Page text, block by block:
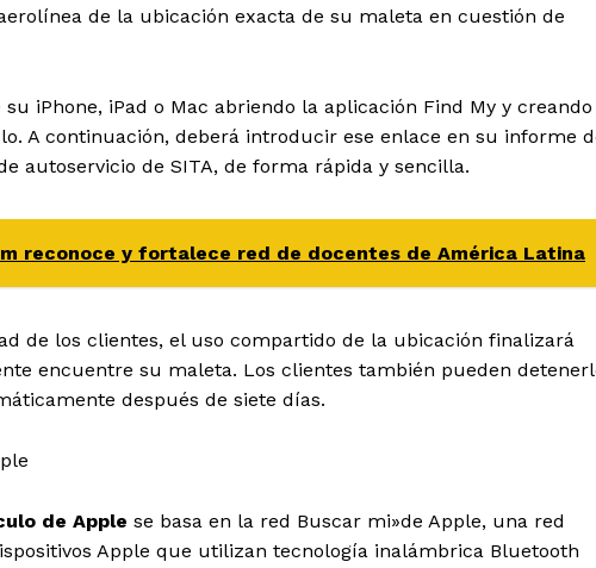
de la ubicación exacta de su maleta en cuestión de
iPhone, iPad o Mac abriendo la aplicación Find My y creando
A continuación, deberá introducir ese enlace en su informe
autoservicio de SITA, de forma rápida y sencilla.
reconoce y fortalece red de docentes de América Latina
de los clientes, el uso compartido de la ubicación finalizará
encuentre su maleta. Los clientes también pueden
después de siete días.
de Apple se basa en la red Buscar mi»de Apple, una red
Apple que utilizan tecnología inalámbrica Bluetooth